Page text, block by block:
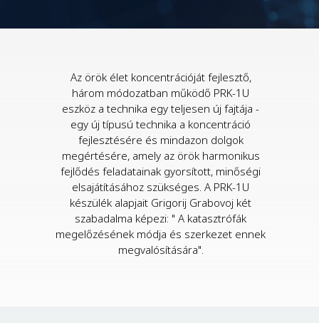
Az örök élet koncentrációját fejlesztő,
három módozatban működő PRK-1U
eszköz a technika egy teljesen új fajtája -
egy új típusú technika a koncentráció
fejlesztésére és mindazon dolgok
megértésére, amely az örök harmonikus
fejlődés feladatainak gyorsított, minőségi
elsajátításához szükséges. A PRK-1U
készülék alapjait Grigorij Grabovoj két
szabadalma képezi: " A katasztrófák
megelőzésének módja és szerkezet ennek
megvalósítására".